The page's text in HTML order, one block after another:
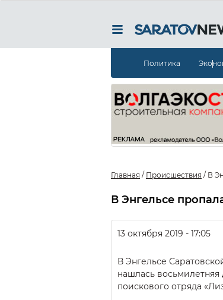
Политика
Главная / Происшествия / В
В Энгельсе
13 октября 2019 - 17:05
В Энгельсе
нашлась
поискового отряда